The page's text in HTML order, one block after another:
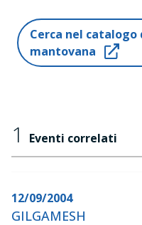
Cerca nel
mantovana
1 Eventi correlati
12/09/2004
GILGAMESH